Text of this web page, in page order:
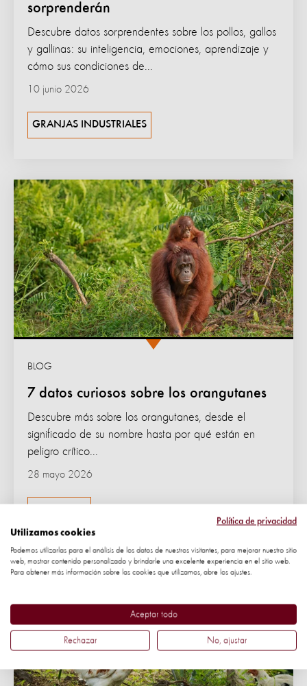
sorprenderán
10 junio 2026
Descubre datos sorprendentes sobre los pollos, gallos
y gallinas: su inteligencia, emociones, aprendizaje y
cómo sus condiciones de...
GRANJAS INDUSTRIALES
7 datos curiosos sobre los orangutanes
BLOG
28 mayo 2026
Descubre más sobre los orangutanes, desde el
significado de su nombre hasta por qué están en
peligro crítico...
Política de privacidad
Utilizamos cookies
Podemos utilizarlas para el análisis de los datos de nuestros visitantes, para mejorar nuestro sitio
web, mostrar contenido personalizado y brindarle una excelente experiencia en el sitio web.
Para obtener más información sobre las cookies que utilizamos, abre los ajustes.
Aceptar todo
Rechazar No, ajustar